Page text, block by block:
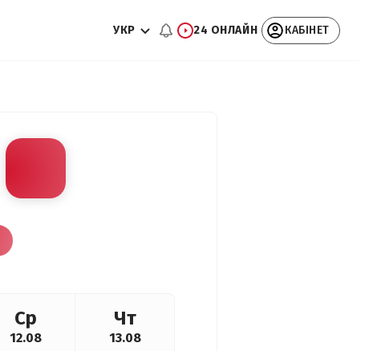
УКР 24 ОНЛАЙН КАБІНЕТ
Ср
12.08
Чт
13.08